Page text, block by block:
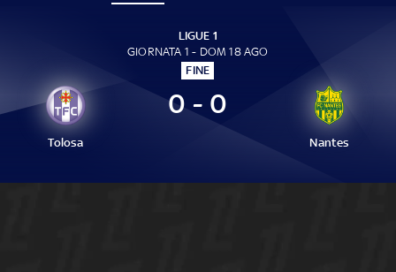
LIGUE 1
GIORNATA 1 - DOM 18 AGO
FINE
Tolosa
0 - 0
Nantes